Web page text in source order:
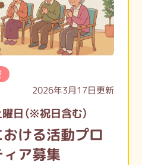
2026年3月17日更新
日（※祝日含む）
ける活動プロ
ア募集